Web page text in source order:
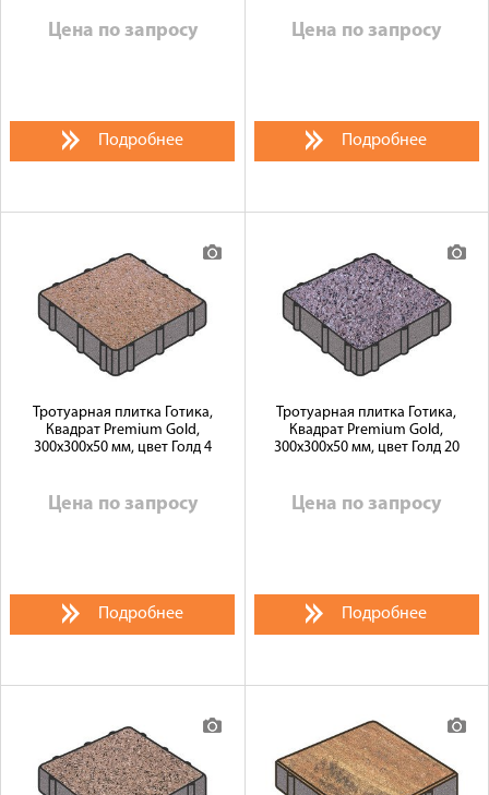
Цена по запросу
Подробнее
Цена по запросу
Подробнее
Тротуарная плитка Готика,
Квадрат Premium Gold,
300x300x50 мм, цвет Голд 4
Цена по запросу
Подробнее
Тротуарная плитка Готика,
Квадрат Premium Gold,
300x300x50 мм, цвет Голд 20
Цена по запросу
Подробнее